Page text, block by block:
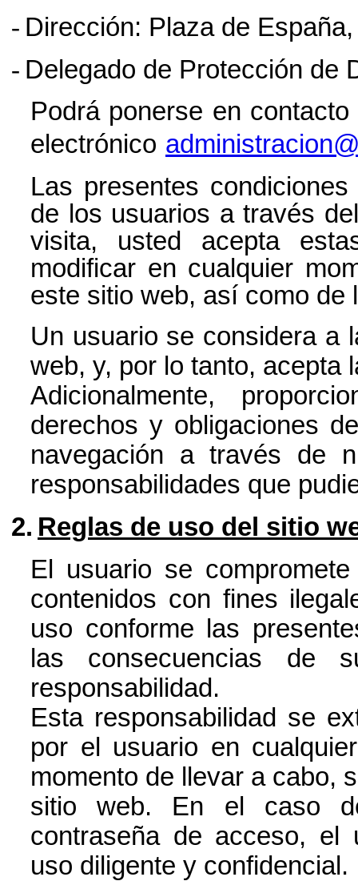
- Dirección: Plaza de
- Delegado de Protección de
Podrá ponerse en
electrónico
Las presentes
de los usuarios a través
visita, usted acepta
modificar en cualquier
este sitio web, así como de
Un usuario se considera a
web, y, por lo tanto, acepta
Adicionalmente,
derechos y obligaciones
navegación a través de
responsabilidades que
2. Reglas de uso del sitio
El usuario se
contenidos con fines
uso conforme las
las consecuencias de
responsabilidad.
Esta responsabilidad se
por el usuario en
momento de llevar a cabo,
sitio web. En el caso
contraseña de acceso, el
uso diligente y confidencial.